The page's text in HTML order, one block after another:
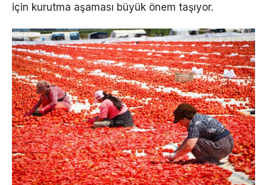
için kurutma aşaması büyük önem taşıyor.